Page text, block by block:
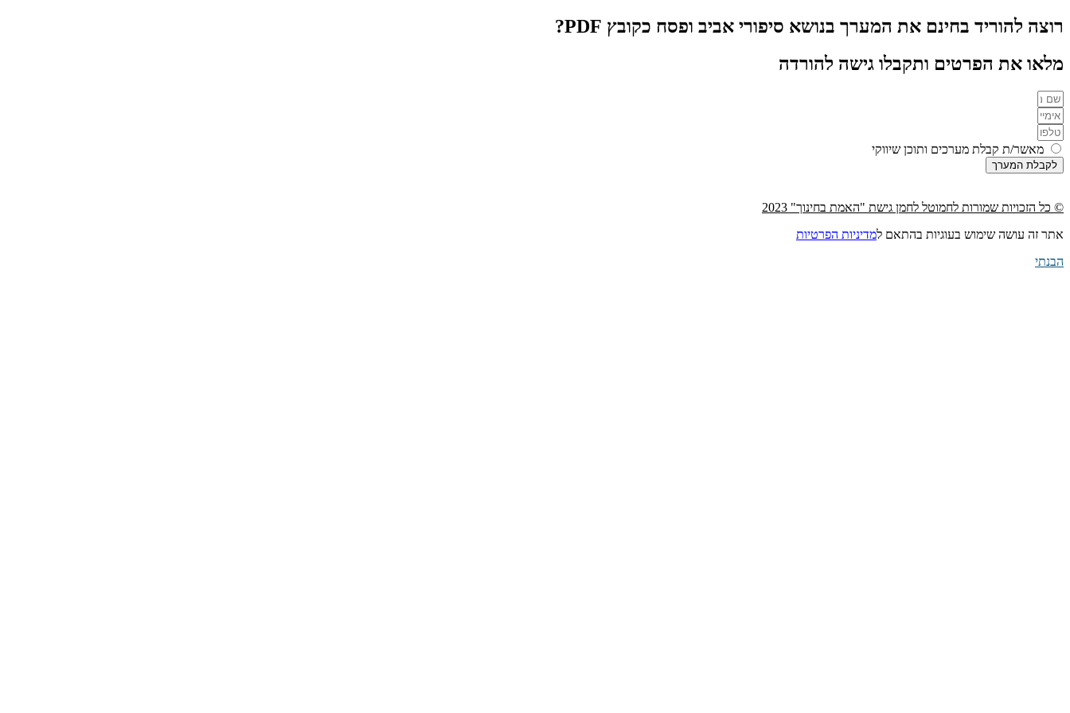
רוצה להוריד בחינם את המערך בנושא סיפורי אביב ופסח כקובץ PDF?
מלאו את הפרטים ותקבלו גישה להורדה
מאשר/ת קבלת מערכים ותוכן שיווקי
לקבלת המערך
© כל הזכויות שמורות לחמוטל לחמן גישת "האמת בחינוך" 2023
אתר זה עושה שימוש בעוגיות בהתאם למדיניות הפרטיות
הבנתי